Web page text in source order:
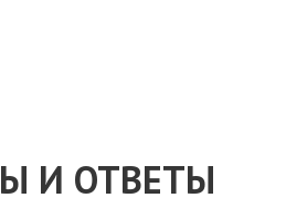
И ОТВЕТЫ